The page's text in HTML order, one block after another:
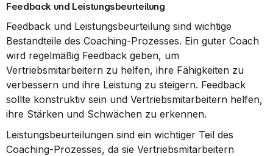
Feedback und Leistungsbeurteilung
Feedback und Leistungsbeurteilung sind wichtige
Bestandteile des Coaching-Prozesses. Ein guter Coach
wird regelmäßig Feedback geben, um
Vertriebsmitarbeitern zu helfen, ihre Fähigkeiten zu
verbessern und ihre Leistung zu steigern. Feedback
sollte konstruktiv sein und Vertriebsmitarbeitern helfen,
ihre Stärken und Schwächen zu erkennen.
Leistungsbeurteilungen sind ein wichtiger Teil des
Coaching-Prozesses, da sie Vertriebsmitarbeitern